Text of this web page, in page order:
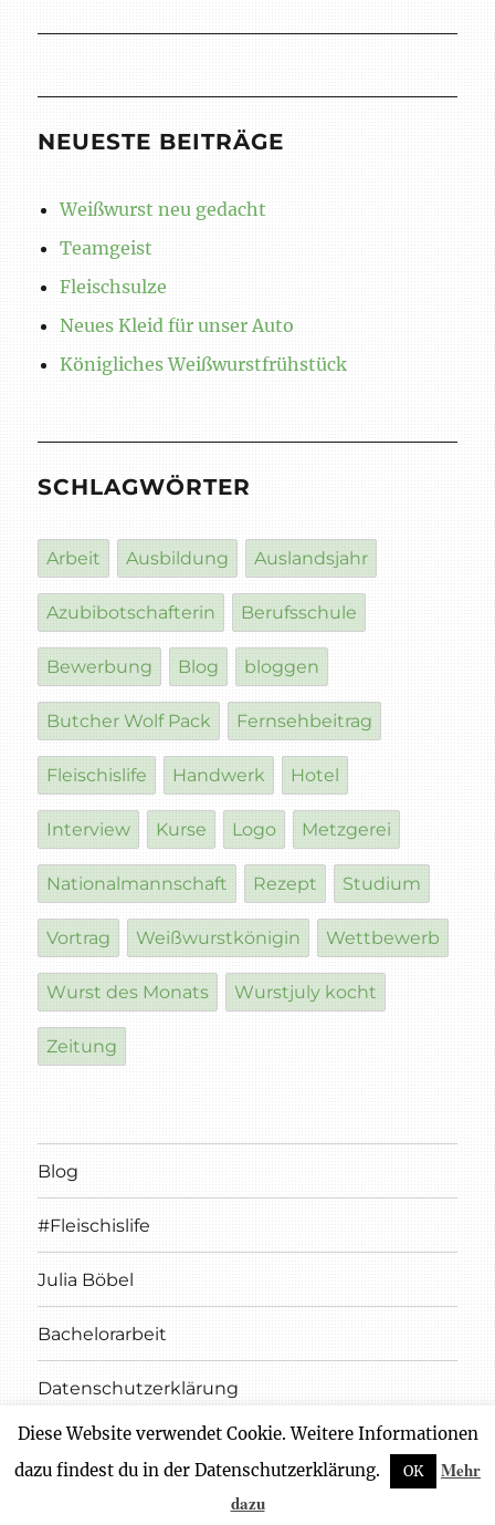
NEUESTE BEITRÄGE
Weißwurst neu gedacht
Teamgeist
Fleischsulze
Neues Kleid für unser Auto
Königliches Weißwurstfrühstück
SCHLAGWÖRTER
Arbeit Ausbildung Auslandsjahr
Azubibotschafterin Berufsschule
Bewerbung Blog bloggen
Butcher Wolf Pack Fernsehbeitrag
Fleischislife Handwerk Hotel
Interview Kurse Logo Metzgerei
Nationalmannschaft Rezept Studium
Vortrag Weißwurstkönigin Wettbewerb
Wurst des Monats Wurstjuly kocht
Zeitung
Blog
#Fleischislife
Julia Böbel
Bachelorarbeit
Datenschutzerklärung
Impressum
Diese Website verwendet Cookie. Weitere Informationen
dazu findest du in der Datenschutzerklärung.
OK
Mehr
dazu